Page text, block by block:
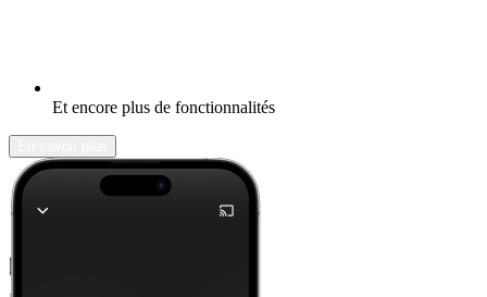
Et encore plus de fonctionnalités